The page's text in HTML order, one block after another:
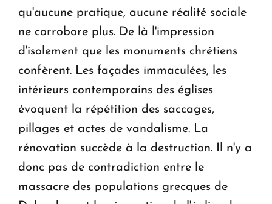
qu'aucune pratique, aucune réalité sociale
ne corrobore plus. De là l'impression
d'isolement que les monuments chrétiens
confèrent. Les façades immaculées, les
intérieurs contemporains des églises
évoquent la répétition des saccages,
pillages et actes de vandalisme. La
rénovation succède à la destruction. Il n'y a
donc pas de contradiction entre le
massacre des populations grecques de